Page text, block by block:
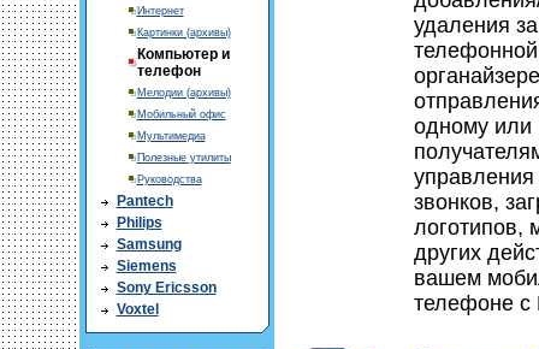
Интернет
Картинки (архивы)
Компьютер и
телефон
Мелодии (архивы)
Мобильный офис
Мультимедиа
Полезные утилиты
Руководства
Pantech
Philips
Samsung
Siemens
Sony Ericsson
Voxtel
удаления
телефонной
одному или
звонков,
логотипов,
других
вашем
телефоне с